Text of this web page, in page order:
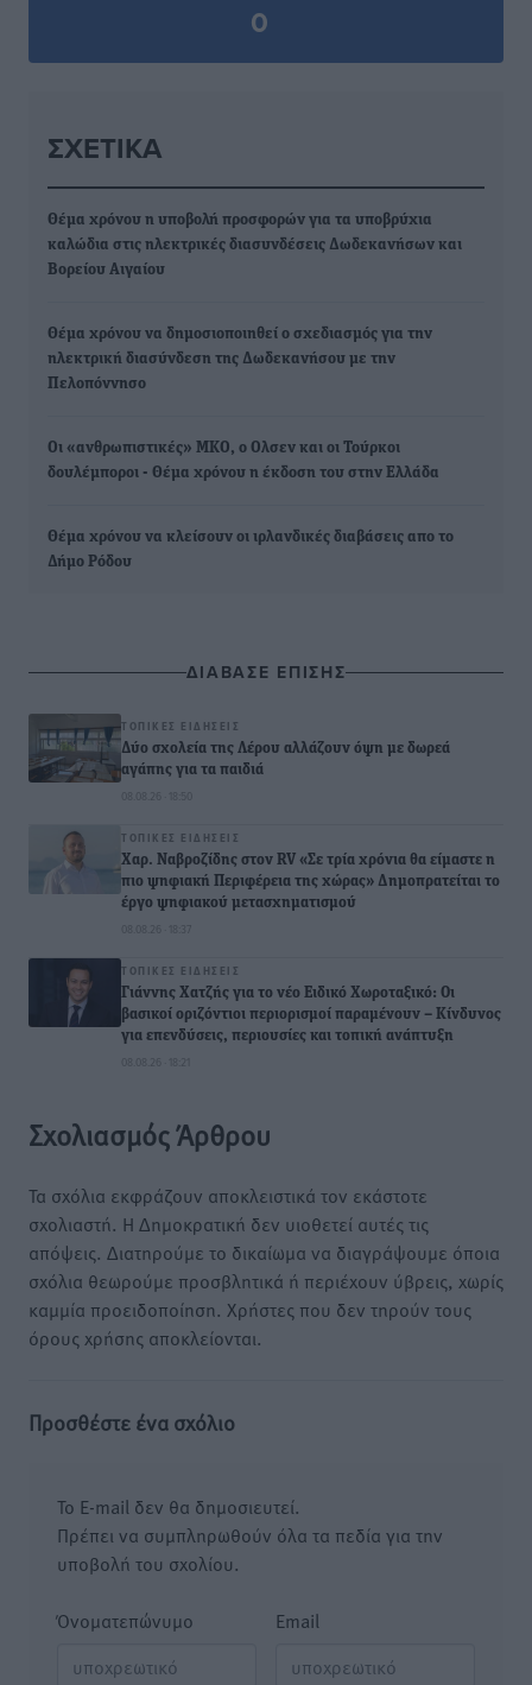
0
ΣΧΕΤΙΚΆ
Θέμα χρόνου η υποβολή προσφορών για τα υποβρύχια
καλώδια στις ηλεκτρικές διασυνδέσεις Δωδεκανήσων και
Βορείου Αιγαίου
Θέμα χρόνου να δημοσιοποιηθεί ο σχεδιασμός για την
ηλεκτρική διασύνδεση της Δωδεκανήσου με την
Πελοπόννησο
Οι «ανθρωπιστικές» ΜΚΟ, ο Ολσεν και οι Τούρκοι
δουλέµποροι - Θέμα χρόνου η έκδοση του στην Ελλάδα
Θέμα χρόνου να κλείσουν οι ιρλανδικές διαβάσεις απο το
Δήμο Ρόδου
ΔΙΑΒΑΣΕ ΕΠΙΣΗΣ
ΤΟΠΙΚΈΣ ΕΙΔΉΣΕΙΣ
Δύο σχολεία της Λέρου αλλάζουν όψη με δωρεά
αγάπης για τα παιδιά
08.08.26 · 18:50
ΤΟΠΙΚΈΣ ΕΙΔΉΣΕΙΣ
Χαρ. Ναβροζίδης στον RV «Σε τρία χρόνια θα είμαστε η
πιο ψηφιακή Περιφέρεια της χώρας» Δημοπρατείται το
έργο ψηφιακού μετασχηματισμού
08.08.26 · 18:37
ΤΟΠΙΚΈΣ ΕΙΔΉΣΕΙΣ
Γιάννης Χατζής για το νέο Ειδικό Χωροταξικό: Οι
βασικοί οριζόντιοι περιορισμοί παραμένουν – Κίνδυνος
για επενδύσεις, περιουσίες και τοπική ανάπτυξη
08.08.26 · 18:21
Σχολιασμός Άρθρου
Τα σχόλια εκφράζουν αποκλειστικά τον εκάστοτε
σχολιαστή. Η Δημοκρατική δεν υιοθετεί αυτές τις
απόψεις. Διατηρούμε το δικαίωμα να διαγράψουμε όποια
σχόλια θεωρούμε προσβλητικά ή περιέχουν ύβρεις, χωρίς
καμμία προειδοποίηση. Χρήστες που δεν τηρούν τους
όρους χρήσης αποκλείονται.
Προσθέστε ένα σχόλιο
Το E-mail δεν θα δημοσιευτεί.
Πρέπει να συμπληρωθούν όλα τα πεδία για την
υποβολή του σχολίου.
Όνοματεπώνυμο Email